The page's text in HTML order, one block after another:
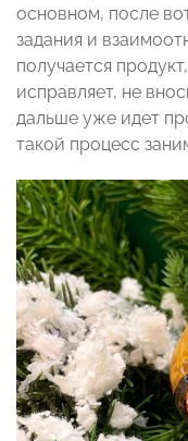
основном, после
задания и
получается
исправляет, не
дальше уже идет
такой процесс